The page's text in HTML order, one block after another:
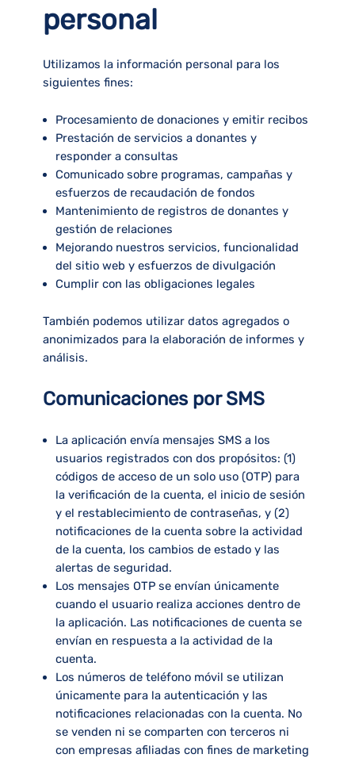
personal
Utilizamos la información personal para los
siguientes fines:
Procesamiento de donaciones y emitir recibos
Prestación de servicios a donantes y
responder a consultas
Comunicado sobre programas, campañas y
esfuerzos de recaudación de fondos
Mantenimiento de registros de donantes y
gestión de relaciones
Mejorando nuestros servicios, funcionalidad
del sitio web y esfuerzos de divulgación
Cumplir con las obligaciones legales
También podemos utilizar datos agregados o
anonimizados para la elaboración de informes y
análisis.
Comunicaciones por SMS
La aplicación envía mensajes SMS a los
usuarios registrados con dos propósitos: (1)
códigos de acceso de un solo uso (OTP) para
la verificación de la cuenta, el inicio de sesión
y el restablecimiento de contraseñas, y (2)
notificaciones de la cuenta sobre la actividad
de la cuenta, los cambios de estado y las
alertas de seguridad.
Los mensajes OTP se envían únicamente
cuando el usuario realiza acciones dentro de
la aplicación. Las notificaciones de cuenta se
envían en respuesta a la actividad de la
cuenta.
Los números de teléfono móvil se utilizan
únicamente para la autenticación y las
notificaciones relacionadas con la cuenta. No
se venden ni se comparten con terceros ni
con empresas afiliadas con fines de marketing